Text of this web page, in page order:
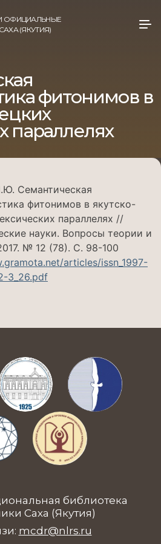
ОФИЦИАЛЬНЫЕ
(ЯКУТИЯ)
фитонимов в
параллелях
Семантическая
фитонимов в якутско-
параллелях //
науки. Вопросы теории и
№ 12 (78). С. 98-100
articles/issn_1997-
3_26.pdf
библиотека
Саха (Якутия)
mcdr@nlrs.ru